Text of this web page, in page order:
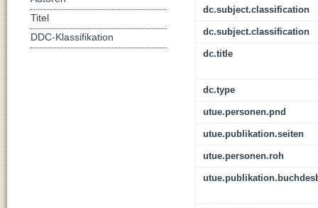
dc.subject.classification
dc.subject.classification
dc.title
dc.type
utue.personen.pnd
utue.publikation.seiten
utue.personen.roh
Titel
DDC-Klassifikation